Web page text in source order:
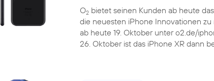
O2 bietet seinen Kunden ab heute
die neuesten iPhone Innovationen
ab heute 19. Oktober unter o2.de/
26. Oktober ist das iPhone XR dann